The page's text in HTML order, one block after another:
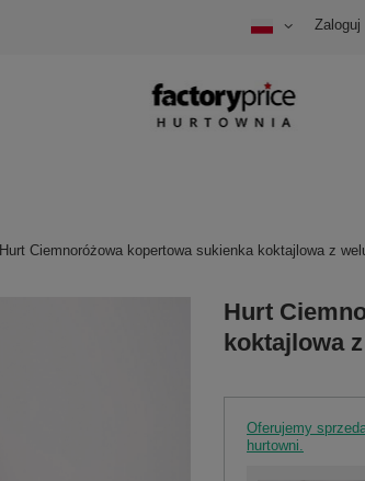
Zaloguj
Hurt Ciemnoróżowa kopertowa sukienka koktajlowa z
Hurt
koktajlowa
Oferujemy
hurtowni.